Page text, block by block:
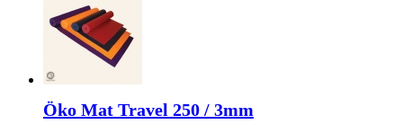
Öko Mat Travel 250 / 3mm